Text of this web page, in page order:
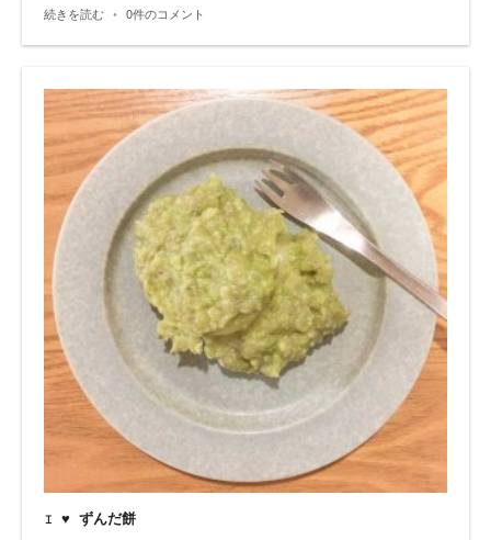
続きを読む • 0件のコメント
I ♥ ずんだ餅